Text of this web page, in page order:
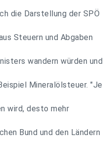
die Darstellung der SPÖ
Steuern und Abgaben
wandern würden und
Mineralölsteuer. "Je
wird, desto mehr
Bund und den Ländern